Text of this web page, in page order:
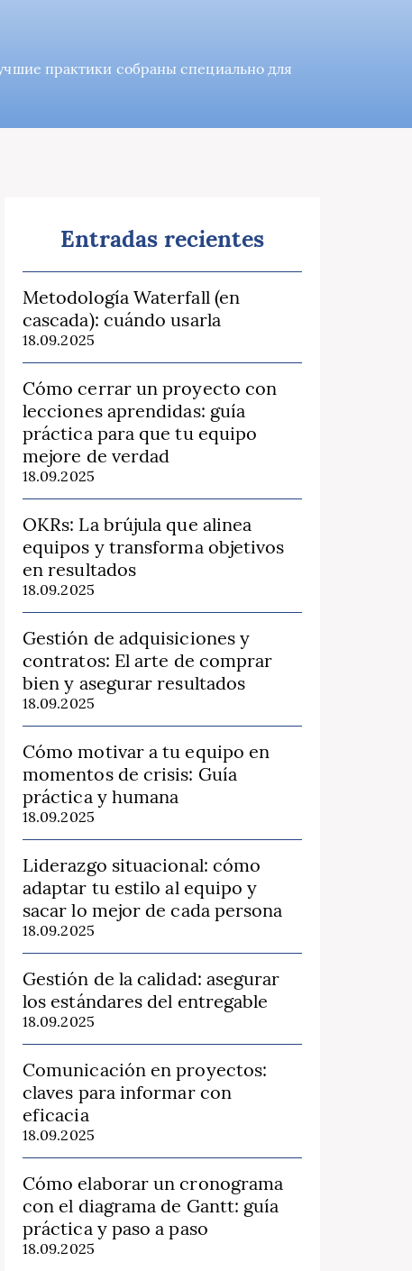
практики собраны специально для
Entradas recientes
Metodología Waterfall (en
cascada): cuándo usarla
18.09.2025
Cómo cerrar un proyecto con
lecciones aprendidas: guía
práctica para que tu equipo
mejore de verdad
18.09.2025
OKRs: La brújula que alinea
equipos y transforma objetivos
en resultados
18.09.2025
Gestión de adquisiciones y
contratos: El arte de comprar
bien y asegurar resultados
18.09.2025
Cómo motivar a tu equipo en
momentos de crisis: Guía
práctica y humana
18.09.2025
Liderazgo situacional: cómo
adaptar tu estilo al equipo y
sacar lo mejor de cada persona
18.09.2025
Gestión de la calidad: asegurar
los estándares del entregable
18.09.2025
Comunicación en proyectos:
claves para informar con
eficacia
18.09.2025
Cómo elaborar un cronograma
con el diagrama de Gantt: guía
práctica y paso a paso
18.09.2025